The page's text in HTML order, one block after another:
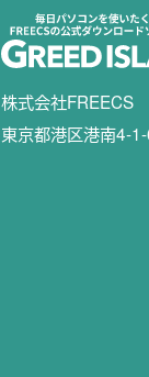
株式会社FREECS
東京都港区港南4-